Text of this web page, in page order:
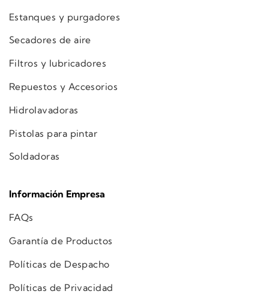
Estanques y purgadores
Secadores de aire
Filtros y lubricadores
Repuestos y Accesorios
Hidrolavadoras
Pistolas para pintar
Soldadoras
Información Empresa
FAQs
Garantía de Productos
Políticas de Despacho
Políticas de Privacidad